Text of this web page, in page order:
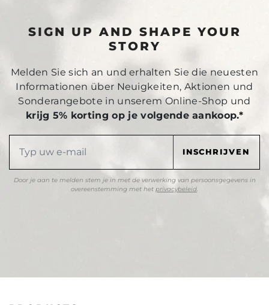
SIGN UP AND SHAPE YOUR
STORY
Melden Sie sich an und erhalten Sie die neuesten
Informationen über Neuigkeiten, Aktionen und
Sonderangebote in unserem Online-Shop und
krijg 5% korting op je volgende aankoop.*
Door je aan te melden stem je in met de verwerking van persoonsgegevens in
overeenstemming met het privacybeleid